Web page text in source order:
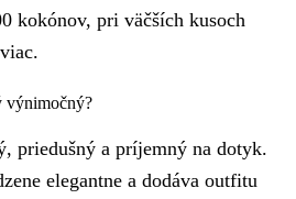
kokónov, pri väčších kusoch
výnimočný?
priedušný a príjemný na dotyk.
elegantne a dodáva outfitu